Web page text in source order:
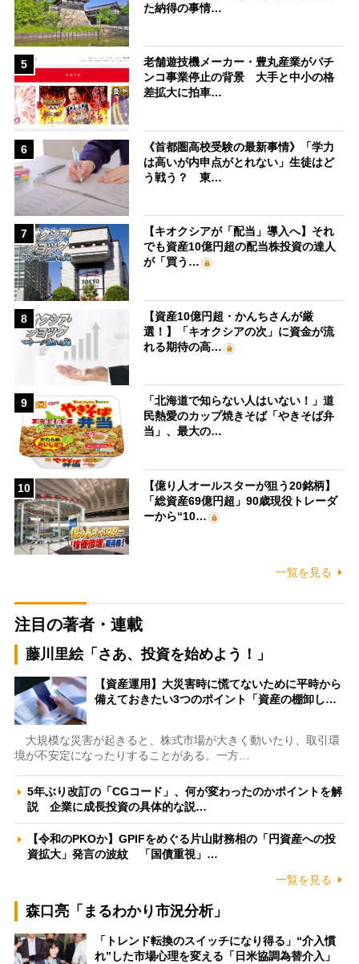
た納得の事情…
5
老舗遊技機メーカー・豊丸産業がパチ
ンコ事業停止の背景 大手と中小の格
差拡大に拍車…
6
《首都圏高校受験の最新事情》「学力
は高いが内申点がとれない」生徒はど
う戦う？ 東…
7
【キオクシアが「配当」導入へ】それ
でも資産10億円超の配当株投資の達人
が「買う…
8
【資産10億円超・かんちさんが厳
選！】「キオクシアの次」に資金が流
れる期待の高…
9
「北海道で知らない人はいない！」道
民熱愛のカップ焼きそば「やきそば弁
当」、最大の…
10
【億り人オールスターが狙う20銘柄】
「総資産69億円超」90歳現役トレーダ
ーから“10…
一覧を見る
注目の著者・連載
藤川里絵「さあ、投資を始めよう！」
【資産運用】大災害時に慌てないために平時から
備えておきたい3つのポイント「資産の棚卸し…
大規模な災害が起きると、株式市場が大きく動いたり、取引環
境が不安定になったりすることがある。一方…
5年ぶり改訂の「CGコード」、何が変わったのかポイントを解
説 企業に成長投資の具体的な説…
【令和のPKOか】GPIFをめぐる片山財務相の「円資産への投
資拡大」発言の波紋 「国債重視」…
一覧を見る
森口亮「まるわかり市況分析」
「トレンド転換のスイッチになり得る」“介入慣
れ”した市場心理を変える「日米協調為替介入」